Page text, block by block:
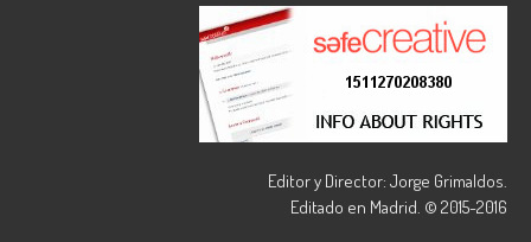
Editor y Director: Jorge Grimaldos.
Editado en Madrid. © 2015-2016